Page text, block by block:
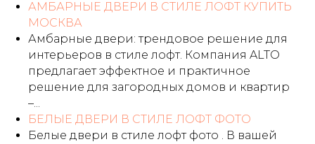
АМБАРНЫЕ ДВЕРИ В СТИЛЕ ЛОФТ КУПИТЬ
МОСКВА
Амбарные двери: трендовое решение для
интерьеров в стиле лофт. Компания ALTO
предлагает эффектное и практичное
решение для загородных домов и квартир
–...
БЕЛЫЕ ДВЕРИ В СТИЛЕ ЛОФТ ФОТО
Белые двери в стиле лофт фото . В вашей